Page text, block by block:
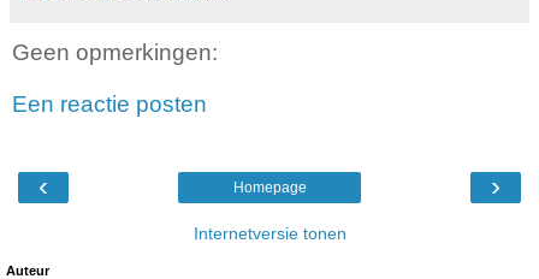
Geen opmerkingen:
Een reactie posten
‹ ›
Homepage
Internetversie tonen
Auteur